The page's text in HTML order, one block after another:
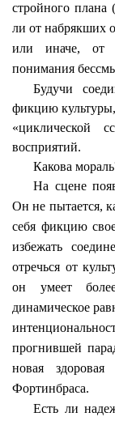
стройного плана
ли от набрякших
или иначе, от
понимания
Будучи
фикцию культуры,
«циклической
восприятий.
Какова
На сцене
Он не пытается,
себя фикцию
избежать
отречься от
он умеет
динамическое
прогнившей
новая здоровая
Фортинбраса.
Есть ли